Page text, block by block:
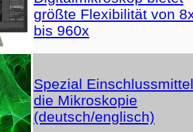
größte Flexibilität von
bis 960x
Spezial
die Mikroskopie
(deutsch/englisch)